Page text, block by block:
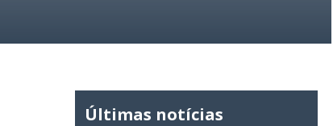
Últimas notícias